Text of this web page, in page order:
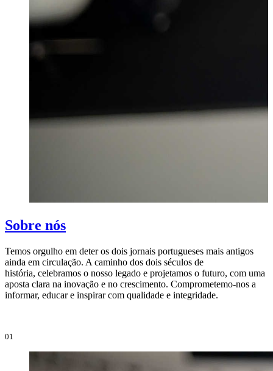
Sobre nós
Temos orgulho em deter os dois jornais portugueses mais antigos
ainda em circulação. A caminho dos dois séculos de
história, celebramos o nosso legado e projetamos o futuro, com uma
aposta clara na inovação e no crescimento. Comprometemo-nos a
informar, educar e inspirar com qualidade e integridade.
01